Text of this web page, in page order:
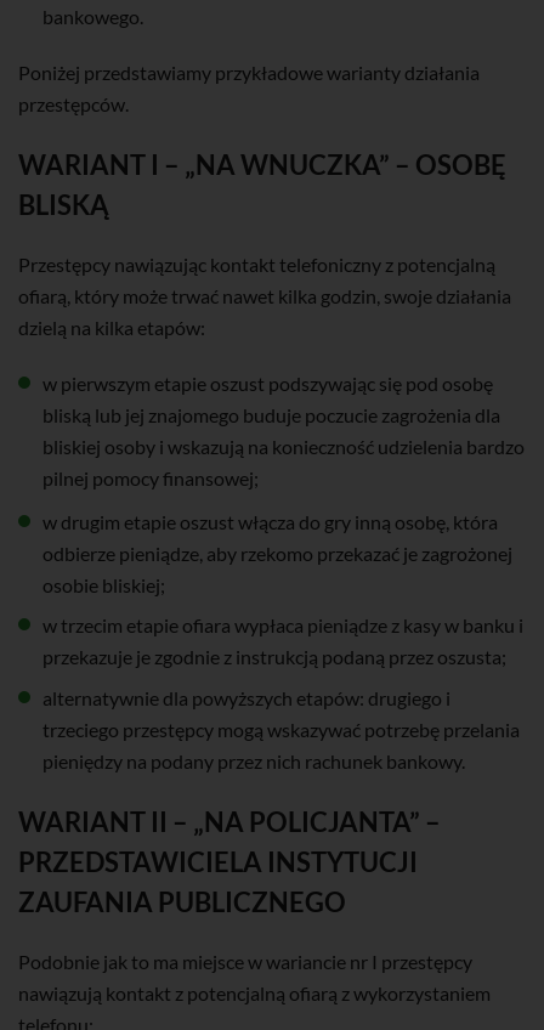
bankowego.
Poniżej przedstawiamy przykładowe warianty działania
przestępców.
WARIANT I – „NA WNUCZKA” – OSOBĘ
BLISKĄ
Przestępcy nawiązując kontakt telefoniczny z potencjalną
ofiarą, który może trwać nawet kilka godzin, swoje działania
dzielą na kilka etapów:
w pierwszym etapie oszust podszywając się pod osobę
bliską lub jej znajomego buduje poczucie zagrożenia dla
bliskiej osoby i wskazują na konieczność udzielenia bardzo
pilnej pomocy finansowej;
w drugim etapie oszust włącza do gry inną osobę, która
odbierze pieniądze, aby rzekomo przekazać je zagrożonej
osobie bliskiej;
w trzecim etapie ofiara wypłaca pieniądze z kasy w banku i
przekazuje je zgodnie z instrukcją podaną przez oszusta;
alternatywnie dla powyższych etapów: drugiego i
trzeciego przestępcy mogą wskazywać potrzebę przelania
pieniędzy na podany przez nich rachunek bankowy.
WARIANT II – „NA POLICJANTA” –
PRZEDSTAWICIELA INSTYTUCJI
ZAUFANIA PUBLICZNEGO
Podobnie jak to ma miejsce w wariancie nr I przestępcy
nawiązują kontakt z potencjalną ofiarą z wykorzystaniem
telefonu: